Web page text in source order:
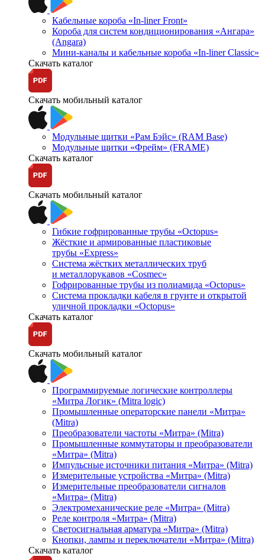
Кабельные короба «In-liner Front»
Короба для систем кондиционирования «Ангара»
(Angara)
Мини-каналы и кабельные короба «In-liner Classic»
Скачать каталог
Скачать мобильный каталог
Модульные щитки «Рам Бэйс» (RAM Base)
Модульные щитки «Фрейм» (FRAME)
Скачать каталог
Скачать мобильный каталог
Гибкие гофрированные трубы «Octopus»
Жёсткие и армированные пластиковые
трубы «Express»
Система жёстких металлических труб
и металлорукавов «Cosmec»
Гофрированные трубы из полиамида «Octopus»
Система прокладки кабеля в грунте и открытой
уличной прокладки «Octopus»
Скачать каталог
Скачать мобильный каталог
Программируемые логические контроллеры
«Митра Логик» (Mitra logic)
Промышленные операторские панели «Митра»
(Mitra)
Преобразователи частоты «Митра» (Mitra)
Промышленные коммутаторы и преобразователи
«Митра» (Mitra)
Импульсные источники питания «Митра» (Mitra)
Измерительные устройства «Митра» (Mitra)
Измерительные преобразователи сигналов
«Митра» (Mitra)
Электромеханические реле «Митра» (Mitra)
Реле контроля «Митра» (Mitra)
Светосигнальная арматура «Митра» (Mitra)
Кнопки, лампы и переключатели «Митра» (Mitra)
Скачать каталог